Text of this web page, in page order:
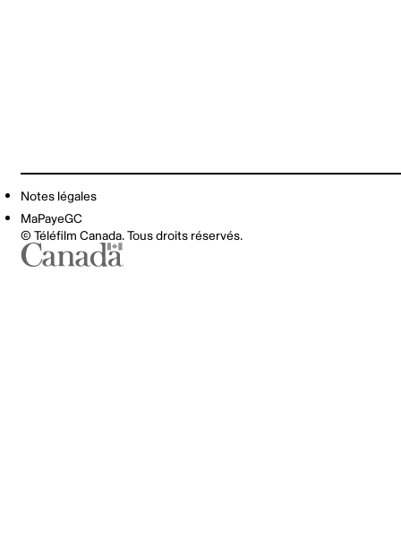
Notes légales
MaPayeGC
© Téléfilm Canada. Tous droits réservés.